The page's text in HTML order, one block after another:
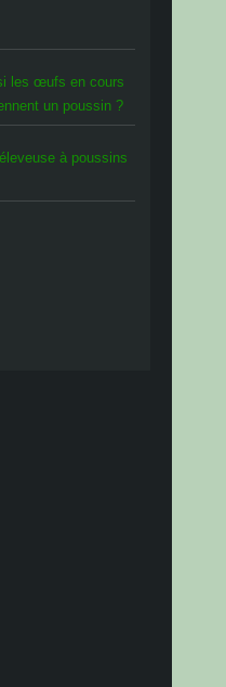
les œufs en cours
un poussin ?
à poussins